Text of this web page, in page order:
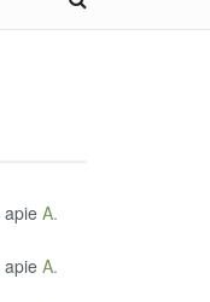
apie A.
apie A.